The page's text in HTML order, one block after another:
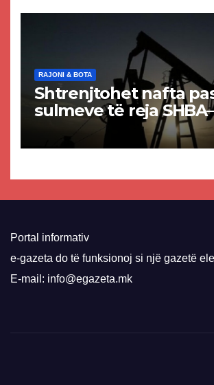
RAJONI & BOTA
Shtrenjtohet nafta
sulmeve të reja
Portal informativ
e-gazeta do të funksionoj si një gazetë
E-mail: info@egazeta.mk